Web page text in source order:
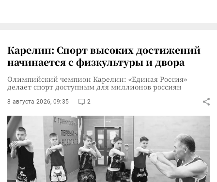
Карелин: Спорт высоких достижений
начинается с физкультуры и двора
Олимпийский чемпион Карелин: «Единая Россия»
делает спорт доступным для миллионов россиян
8 августа 2026, 09:35 2